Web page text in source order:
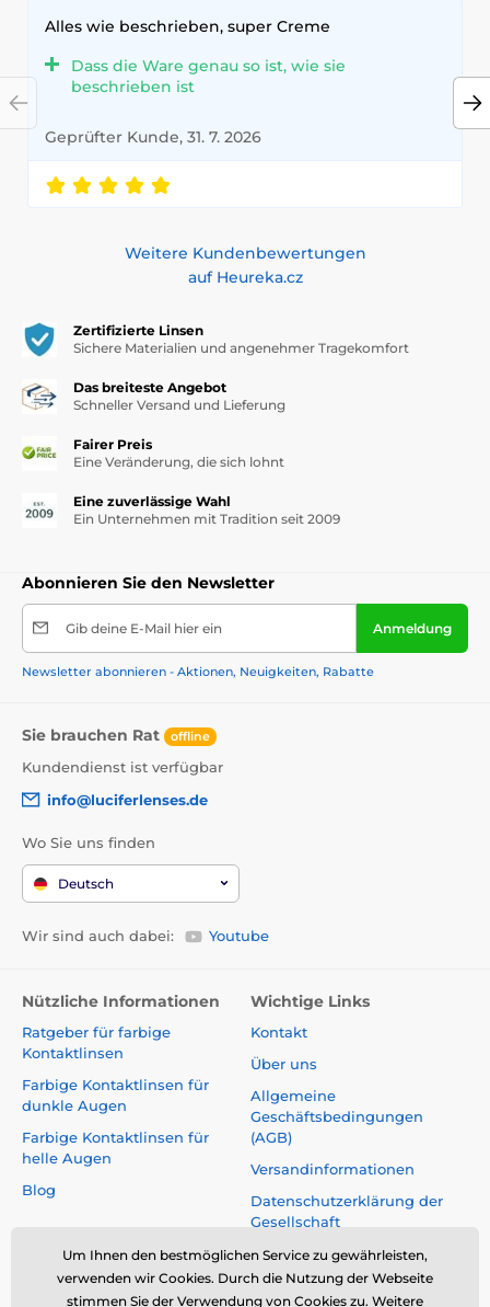
Alles wie beschrieben, super Creme
Dass die Ware genau so ist, wie sie
beschrieben ist
Geprüfter Kunde, 31. 7. 2026
Weitere Kundenbewertungen
auf Heureka.cz
Zertifizierte Linsen
Sichere Materialien und angenehmer Tragekomfort
Das breiteste Angebot
Schneller Versand und Lieferung
Fairer Preis
Eine Veränderung, die sich lohnt
Eine zuverlässige Wahl
Ein Unternehmen mit Tradition seit 2009
Abonnieren Sie den Newsletter
Gib deine E-Mail hier ein Anmeldung
Newsletter abonnieren - Aktionen, Neuigkeiten, Rabatte
Sie brauchen Rat offline
Kundendienst ist verfügbar
info@luciferlenses.de
Wo Sie uns finden
Deutsch
Wir sind auch dabei: Youtube
Nützliche Informationen
Ratgeber für farbige
Kontaktlinsen
Farbige Kontaktlinsen für
dunkle Augen
Farbige Kontaktlinsen für
helle Augen
Blog
Wichtige Links
Kontakt
Über uns
Allgemeine
Geschäftsbedingungen
(AGB)
Versandinformationen
Datenschutzerklärung der
Gesellschaft
Reklamationen und Rücktritt
vom Vertrag
Um Ihnen den bestmöglichen Service zu gewährleisten,
verwenden wir Cookies. Durch die Nutzung der Webseite
stimmen Sie der Verwendung von Cookies zu. Weitere